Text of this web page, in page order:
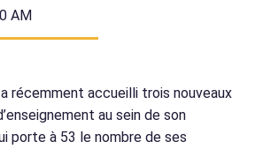
AM
récemment accueilli trois nouveaux
au sein de son
porte à 53 le nombre de ses